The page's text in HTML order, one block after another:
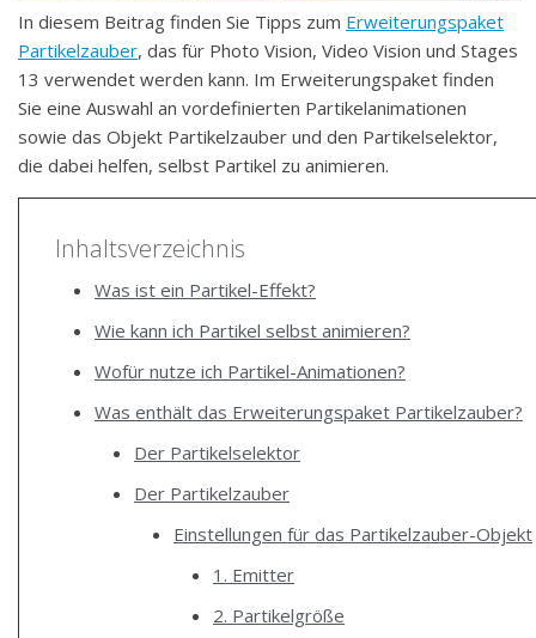
In diesem Beitrag finden Sie Tipps zum Erweiterungspaket
Partikelzauber, das für Photo Vision, Video Vision und Stages
13 verwendet werden kann. Im Erweiterungspaket finden
Sie eine Auswahl an vordefinierten Partikelanimationen
sowie das Objekt Partikelzauber und den Partikelselektor,
die dabei helfen, selbst Partikel zu animieren.
Inhaltsverzeichnis
Was ist ein Partikel-Effekt?
Wie kann ich Partikel selbst animieren?
Wofür nutze ich Partikel-Animationen?
Was enthält das Erweiterungspaket Partikelzauber?
Der Partikelselektor
Der Partikelzauber
Einstellungen für das Partikelzauber-Objekt
1. Emitter
2. Partikelgröße